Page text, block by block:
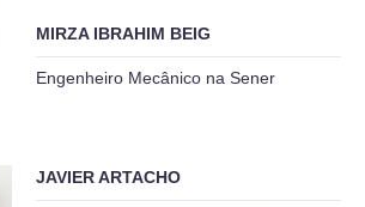
MIRZA IBRAHIM BEIG
Engenheiro Mecânico na Sener
JAVIER ARTACHO